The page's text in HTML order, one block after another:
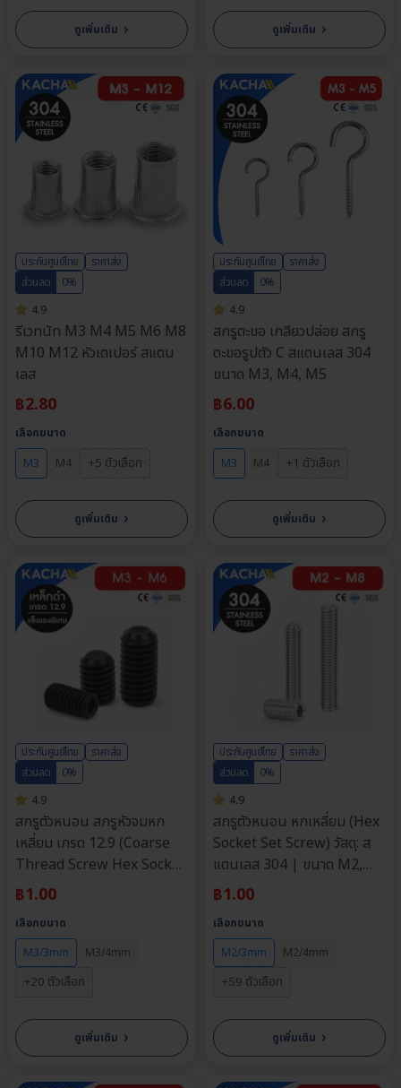
ดูเพิ่มเติม › ดูเพิ่มเติม ›
ประกันศูนย์ไทย
ราคาส่ง
ส่วนลด
0%
4.9
รีเวทนัท M3 M4 M5 M6 M8
M10 M12 หัวเตเปอร์ สแตน
เลส
฿2.80
เลือกขนาด
M3
M4 +5 ตัวเลือก
ดูเพิ่มเติม ›
ประกันศูนย์ไทย
ราคาส่ง
ส่วนลด
0%
4.9
สกรูตะขอ เกลียวปล่อย สกรู
ตะขอรูปตัว C สแตนเลส 304
ขนาด M3, M4, M5
฿6.00
เลือกขนาด
M3
M4 +1 ตัวเลือก
ดูเพิ่มเติม ›
ประกันศูนย์ไทย
ราคาส่ง
ส่วนลด
0%
4.9
สกรูตัวหนอน สกรูหัวจมหก
เหลี่ยม เกรด 12.9 (Coarse
Thread Screw Hex Socket
Countersunk Head) วัสดุ:
เหล็กดำ | ขนาด M3, M4,
M5, M6 | ความยาว: 3-20
มม. | จำหน่ายราคาต่อตัว
฿1.00
เลือกขนาด
M3/3mm
M3/4mm
+20 ตัวเลือก
ดูเพิ่มเติม ›
ประกันศูนย์ไทย
ราคาส่ง
ส่วนลด
0%
4.9
สกรูตัวหนอน หกเหลี่ยม (Hex
Socket Set Screw) วัสดุ: ส
แตนเลส 304 | ขนาด M2,
M2.5, M3, M4, M5, M6,
M8 | ความยาว: 3-50 มม. |
จำหน่ายราคาต่อตัว
฿1.00
เลือกขนาด
M2/3mm
M2/4mm
+59 ตัวเลือก
ดูเพิ่มเติม ›